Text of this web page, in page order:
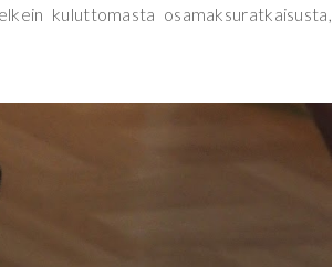
kuluttomasta osamaksuratkaisusta,